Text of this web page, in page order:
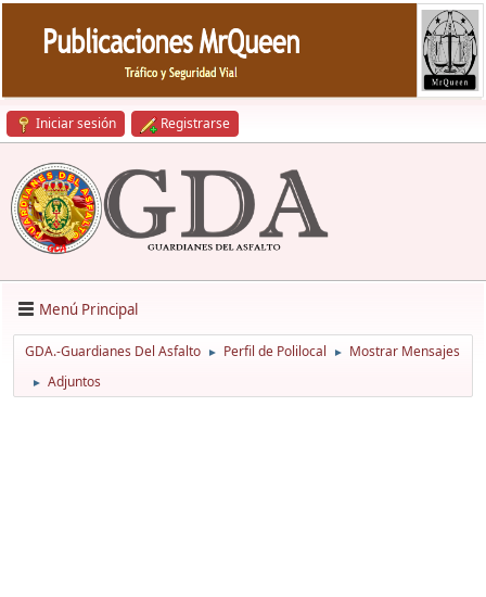
Iniciar sesión Registrarse
Menú Principal
GDA.-Guardianes Del Asfalto ► Perfil de Polilocal ► Mostrar Mensajes
► Adjuntos